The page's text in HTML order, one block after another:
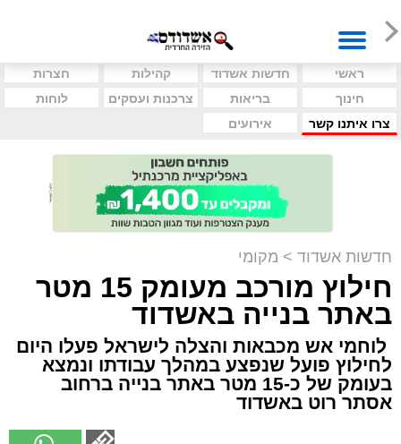
ראשי חדשות אשדוד קהילות
חצרות
חינוך
בריאות צרכנות ועסקים
לוחות
צרו איתנו קשר
אירועים
חדשות אשדוד > מקומי
חילוץ מורכב מעומק 15 מטר
באתר בנייה באשדוד
לוחמי אש מכבאות והצלה לישראל פעלו היום
לחילוץ פועל שנפצע במהלך עבודתו ונמצא
בעומק של כ-15 מטר באתר בנייה ברחוב
אסתר רוט באשדוד